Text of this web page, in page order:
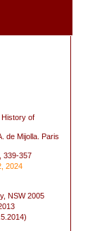
History of
de Mijolla. Paris
339-357
2024
NSW 2005